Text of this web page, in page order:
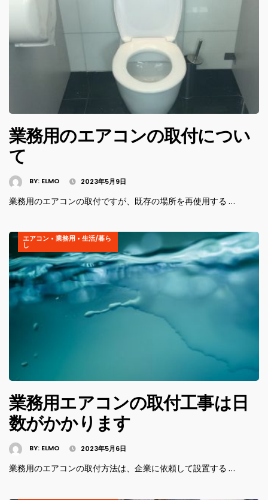
業務用のエアコンの取付につい
て
BY: ELMO 2023年5月9日
業務用のエアコンの取付ですが、既存の場所を再使用する …
エアコン • 業務用 • 生活/暮ら
し
業務用エアコンの取付工事は日
数がかかります
BY: ELMO 2023年5月6日
業務用のエアコンの取付方法は、企業に依頼して設置する …